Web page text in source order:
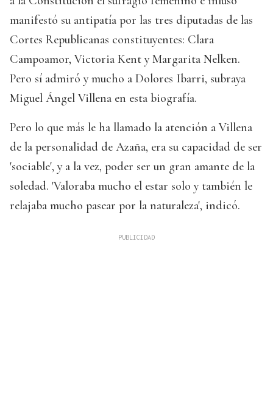
manifestó su antipatía por las tres diputadas de las
Cortes Republicanas constituyentes: Clara
Campoamor, Victoria Kent y Margarita Nelken.
Pero sí admiró y mucho a Dolores Ibarri, subraya
Miguel Ángel Villena en esta biografía.
Pero lo que más le ha llamado la atención a Villena
de la personalidad de Azaña, era su capacidad de ser
'sociable', y a la vez, poder ser un gran amante de la
soledad. 'Valoraba mucho el estar solo y también le
relajaba mucho pasear por la naturaleza', indicó.